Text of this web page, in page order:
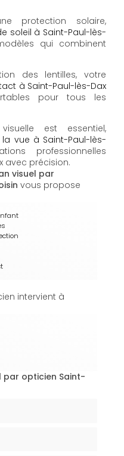
protection solaire,
soleil à Saint-Paul-lès-
qui combinent
des lentilles, votre
à Saint-Paul-lès-Dax
pour tous les
est essentiel,
vue à Saint-Paul-lès-
professionnelles
avec précision.
visuel par
vous propose
intervient à
par opticien Saint-